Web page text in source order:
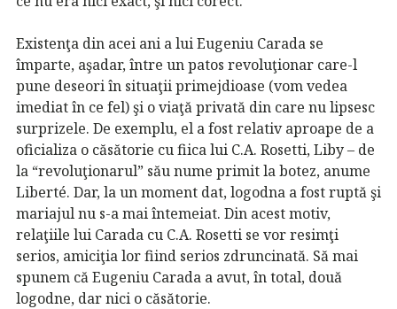
Existenţa din acei ani a lui Eugeniu Carada se
împarte, aşadar, între un patos revoluţionar care-l
pune deseori în situaţii primejdioase (vom vedea
imediat în ce fel) şi o viaţă privată din care nu lipsesc
surprizele. De exemplu, el a fost relativ aproape de a
oficializa o căsătorie cu fiica lui C.A. Rosetti, Liby – de
la “revoluţionarul” său nume primit la botez, anume
Liberté. Dar, la un moment dat, logodna a fost ruptă şi
mariajul nu s-a mai întemeiat. Din acest motiv,
relaţiile lui Carada cu C.A. Rosetti se vor resimţi
serios, amiciţia lor fiind serios zdruncinată. Să mai
spunem că Eugeniu Carada a avut, în total, două
logodne, dar nici o căsătorie.